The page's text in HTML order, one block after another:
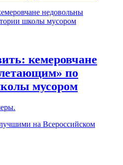
кемеровчане
по
мусором